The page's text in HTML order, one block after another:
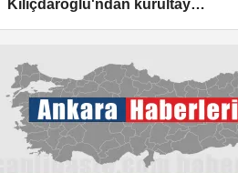
Kılıçdaroğlu'ndan kurultay